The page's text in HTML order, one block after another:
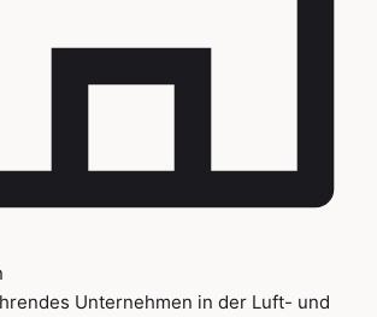
Unternehmen in der Luft- und